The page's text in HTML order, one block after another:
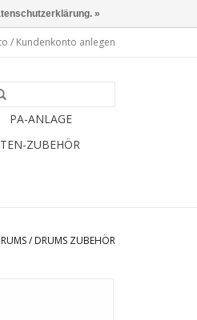
/ Kundenkonto anlegen
PA-ANLAGE
ZUBEHÖR
/ DRUMS ZUBEHÖR
»